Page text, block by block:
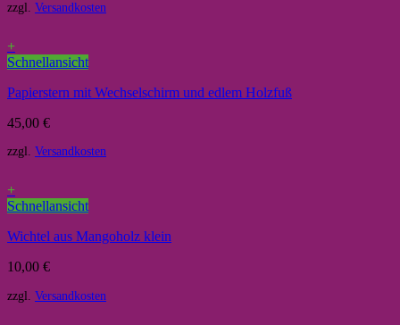
zzgl. Versandkosten
+
Schnellansicht
Papierstern mit Wechselschirm und edlem Holzfuß
45,00 €
zzgl. Versandkosten
+
Schnellansicht
Wichtel aus Mangoholz klein
10,00 €
zzgl. Versandkosten